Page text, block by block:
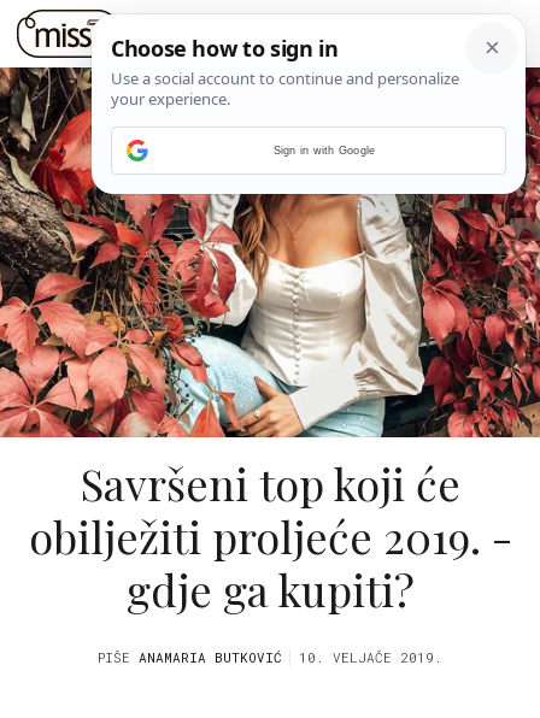
Savršeni top koji će
obilježiti proljeće 2019. -
gdje ga kupiti?
PIŠE ANAMARIA BUTKOVIĆ 10. VELJAČE 2019.
Sign in with Google